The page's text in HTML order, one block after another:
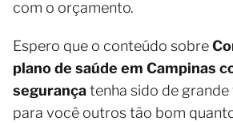
com o orçamento.
Espero que o conteúdo sobre
plano de saúde em Campinas
segurançatenha sido de
para você outros tão bom